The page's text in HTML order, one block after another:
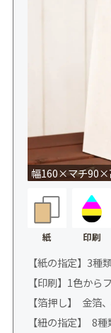
幅160×マチ90×
紙 印刷
【紙の指定】3種
【印刷】1色から
【箔押し】 金箔
【紐の指定】 8